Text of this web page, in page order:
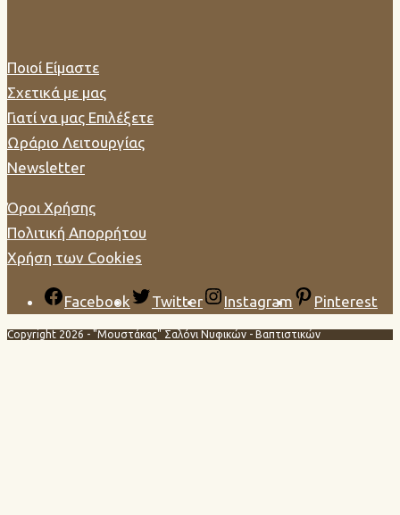
Ποιοί Είμαστε
Σχετικά με μας
Γιατί να μας Επιλέξετε
Ωράριο Λειτουργίας
Newsletter
Όροι Χρήσης
Πολιτική Απορρήτου
Χρήση των Cookies
Facebook Twitter Instagram Pinterest
Copyright 2026 - "Μουστάκας" Σαλόνι Νυφικών - Βαπτιστικών